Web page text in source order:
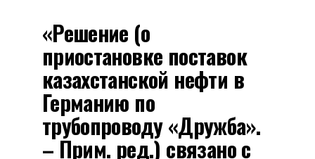
«Решение (о
приостановке поставок
казахстанской нефти в
Германию по
трубопроводу «Дружба».
– Прим. ред.) связано с